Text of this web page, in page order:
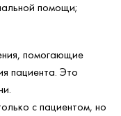
помощи;
помогающие
пациента. Это
с пациентом, но